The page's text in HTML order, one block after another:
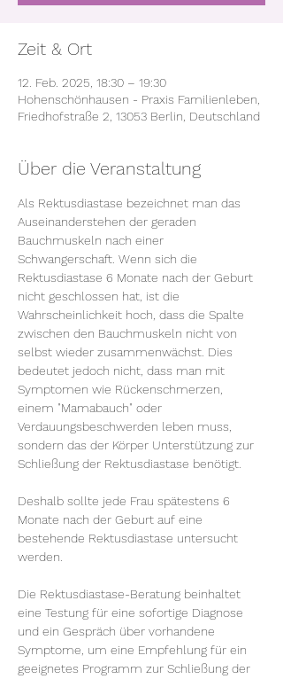
Zeit & Ort
12. Feb. 2025, 18:30 – 19:30
Hohenschönhausen - Praxis Familienleben,
Friedhofstraße 2, 13053 Berlin, Deutschland
Über die Veranstaltung
Als Rektusdiastase bezeichnet man das
Auseinanderstehen der geraden
Bauchmuskeln nach einer
Schwangerschaft. Wenn sich die
Rektusdiastase 6 Monate nach der Geburt
nicht geschlossen hat, ist die
Wahrscheinlichkeit hoch, dass die Spalte
zwischen den Bauchmuskeln nicht von
selbst wieder zusammenwächst. Dies
bedeutet jedoch nicht, dass man mit
Symptomen wie Rückenschmerzen,
einem "Mamabauch" oder
Verdauungsbeschwerden leben muss,
sondern das der Körper Unterstützung zur
Schließung der Rektusdiastase benötigt.
Deshalb sollte jede Frau spätestens 6
Monate nach der Geburt auf eine
bestehende Rektusdiastase untersucht
werden.
Die Rektusdiastase-Beratung beinhaltet
eine Testung für eine sofortige Diagnose
und ein Gespräch über vorhandene
Symptome, um eine Empfehlung für ein
geeignetes Programm zur Schließung der